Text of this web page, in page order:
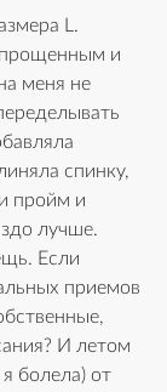
L.
и
меня не
спинку,
пройм и
лучше.
Если
приемов
И летом
болела) от